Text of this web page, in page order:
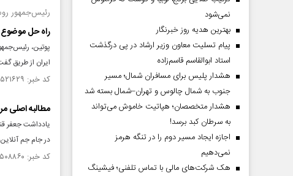
رئیس‌جمهور
راه حل
پوتین،
ایران از طریق
کد خبر: ۱۵۲۱۶۲۹ تاریخ انتشار : ۱۴۰۴/۰۷/۱۵
مطالبه اصلی
یادداشت جعفر
در جام جم
کد خبر: ۱۵۰۸۸۶۰ تاریخ انتشار : ۱۴۰۴/۰۴/۱۹
نمی‌شود
بهترین هدیه روز خبرنگار
پیام تسلیت معاون وزیر ارشاد در پی درگذشت
استاد ابوالقاسم قاسم‌زاده
هشدار پلیس برای مسافران شمال؛ مسیر
جنوب به شمال چالوس و تهران–شمال بسته شد
هشدار متخصصان؛ هپاتیت خاموش می‌تواند
به سرطان کبد برسد!
اجازه ایجاد مسیر دوم را در تنگه هرمز
نمی‌دهیم
هک شرکت‌های مالی با تماس تلفنی؛ فیشینگ